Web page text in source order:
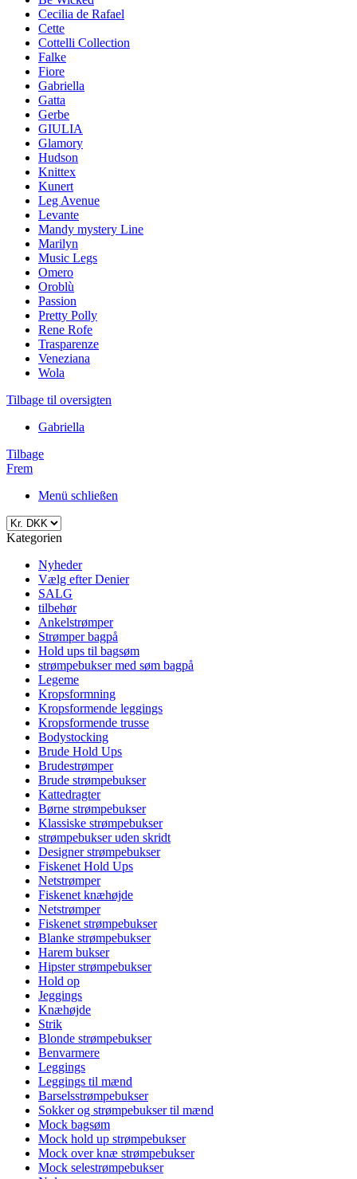
Cecilia de Rafael
Cette
Cottelli Collection
Falke
Fiore
Gabriella
Gatta
Gerbe
GIULIA
Glamory
Hudson
Knittex
Kunert
Leg Avenue
Levante
Mandy mystery Line
Marilyn
Music Legs
Omero
Oroblù
Passion
Pretty Polly
Rene Rofe
Trasparenze
Veneziana
Wola
Tilbage til oversigten
Gabriella
Tilbage
Frem
Menü schließen
Kategorien
Nyheder
Vælg efter Denier
SALG
tilbehør
Ankelstrømper
Strømper bagpå
Hold ups til bagsøm
strømpebukser med søm bagpå
Legeme
Kropsformning
Kropsformende leggings
Kropsformende trusse
Bodystocking
Brude Hold Ups
Brudestrømper
Brude strømpebukser
Kattedragter
Børne strømpebukser
Klassiske strømpebukser
strømpebukser uden skridt
Designer strømpebukser
Fiskenet Hold Ups
Netstrømper
Fiskenet knæhøjde
Netstrømper
Fiskenet strømpebukser
Blanke strømpebukser
Harem bukser
Hipster strømpebukser
Hold op
Jeggings
Knæhøjde
Strik
Blonde strømpebukser
Benvarmere
Leggings
Leggings til mænd
Barselsstrømpebukser
Sokker og strømpebukser til mænd
Mock bagsøm
Mock hold up strømpebukser
Mock over knæ strømpebukser
Mock selestrømpebukser